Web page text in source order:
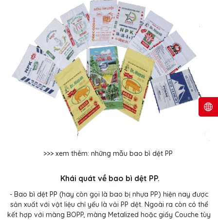
>>> xem thêm: những mẫu bao bì dệt PP
Khái quát về bao bì dệt PP.
- Bao bì dệt PP (hay còn gọi là bao bị nhựa PP) hiện nay được
sản xuất với vật liệu chỉ yếu là vải PP dệt. Ngoài ra còn có thể
kết hợp với màng BOPP, màng Metalized hoặc giấy Couche tùy